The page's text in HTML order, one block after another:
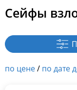
Сейфы
по цене/ по дате